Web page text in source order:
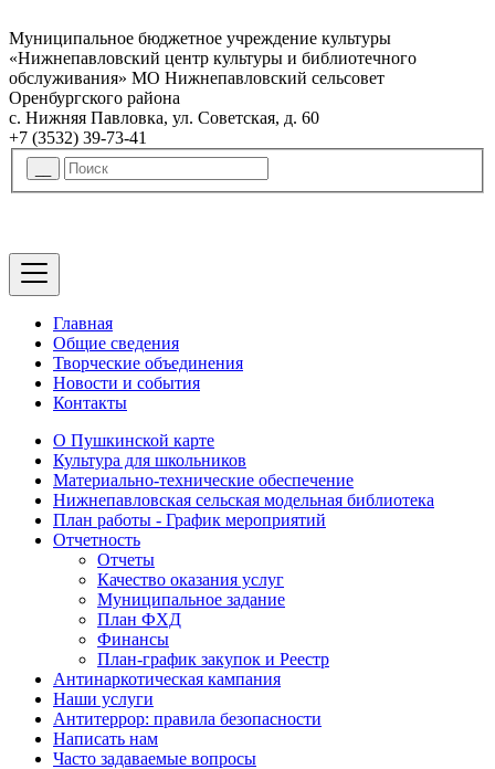
Муниципальное бюджетное учреждение культуры
«Нижнепавловский центр культуры и библиотечного
обслуживания» МО Нижнепавловский сельсовет
Оренбургского района
с. Нижняя Павловка, ул. Советская, д. 60
+7 (3532) 39-73-41
Главная
Общие сведения
Творческие объединения
Новости и события
Контакты
О Пушкинской карте
Культура для школьников
Материально-технические обеспечение
Нижнепавловская сельская модельная библиотека
План работы - График мероприятий
Отчетность
Отчеты
Качество оказания услуг
Муниципальное задание
План ФХД
Финансы
План-график закупок и Реестр
Антинаркотическая кампания
Наши услуги
Антитеррор: правила безопасности
Написать нам
Часто задаваемые вопросы